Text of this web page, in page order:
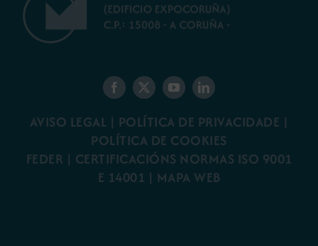
AVISO LEGAL | POLÍTICA DE PRIVACIDADE |
POLÍTICA DE COOKIES
FEDER | CERTIFICACIÓNS NORMAS ISO 9001
E 14001 | MAPA WEB